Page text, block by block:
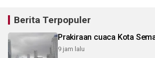
Berita Terpopuler
Prakiraan cuaca Kota
9 jam lalu